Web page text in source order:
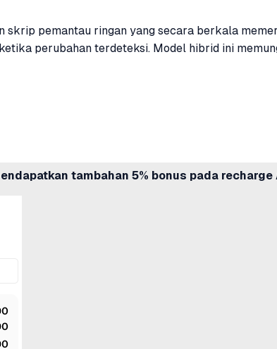
pemantau ringan yang secara berkala
perubahan terdeteksi. Model hibrid ini
tambahan 5% bonus pada recharge